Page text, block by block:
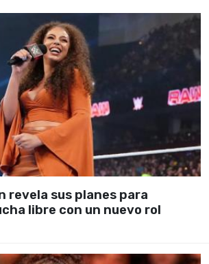
revela sus planes para
libre con un nuevo rol